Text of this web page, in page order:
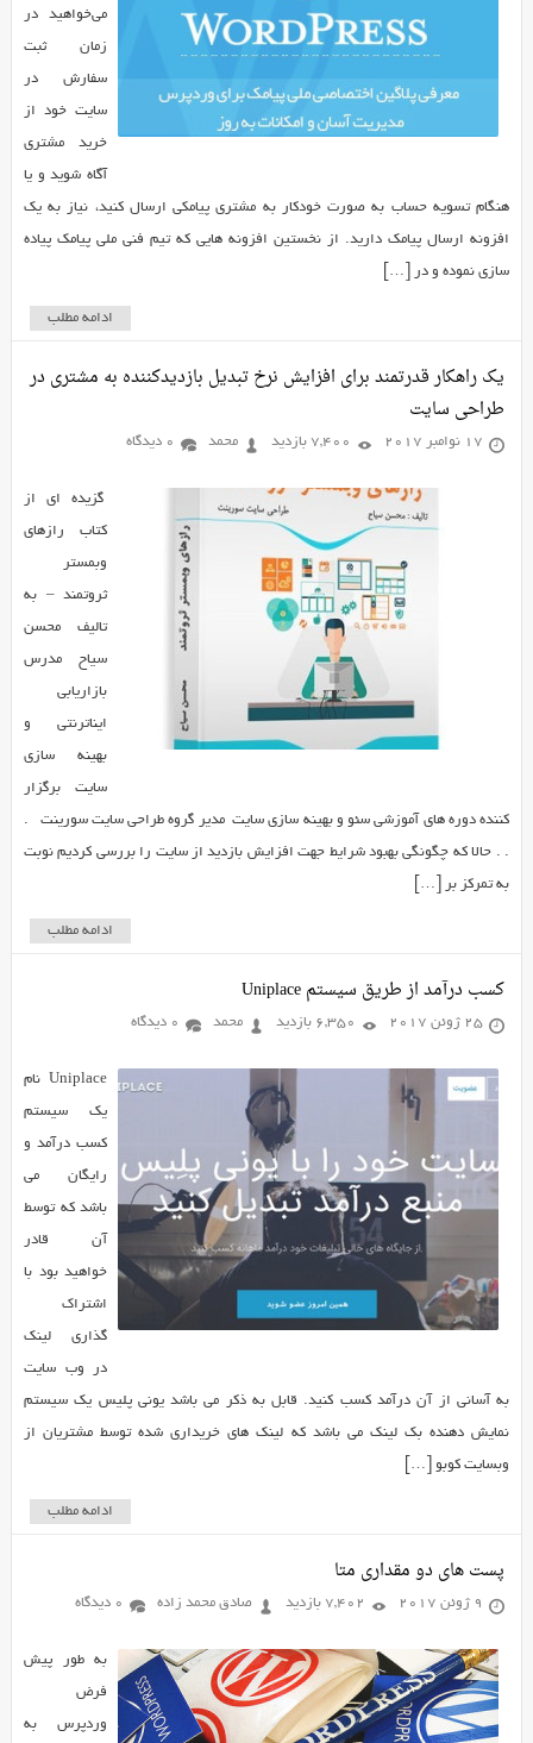
می‌خواهید در
زمان ثبت
سفارش در
سایت خود از
خرید مشتری
آگاه شوید و یا
هنگام تسویه حساب به صورت خودکار به مشتری پیامکی ارسال کنید، نیاز به یک
افزونه ارسال پیامک دارید. از نخستین افزونه هایی که تیم فنی ملی پیامک پیاده
سازی نموده و در […]
ادامه مطلب
یک راهکار قدرتمند برای افزایش نرخ تبدیل بازدیدکننده به مشتری در
طراحی سایت
17 نوامبر 2017 7,400 بازدید محمد 0 دیدگاه
گزیده ای از
کتاب رازهای
وبمستر
ثروتمند – به
تالیف محسن
سیاح مدرس
بازاریابی
ایناترنتی و
بهینه سازی
سایت برگزار
کننده دوره های آموزشی سئو و بهینه سازی سایت مدیر گروه طراحی سایت سورینت .
. . حالا که چگونگی بهبود شرایط جهت افزایش بازدید از سایت را بررسی کردیم نوبت
به تمرکز بر […]
ادامه مطلب
کسب درآمد از طریق سیستم Uniplace
25 ژوئن 2017 6,350 بازدید محمد 0 دیدگاه
Uniplace نام
یک سیستم
کسب درآمد و
رایگان می
باشد که توسط
آن قادر
خواهید بود با
اشتراک
گذاری لینک
در وب سایت
به آسانی از آن درآمد کسب کنید. قابل به ذکر می باشد یونی پلیس یک سیستم
نمایش دهنده بک لینک می باشد که لینک های خریداری شده توسط مشتریان از
وبسایت کوبو […]
ادامه مطلب
پست های دو مقداری متا
9 ژوئن 2017 7,402 بازدید صادق محمد زاده 0 دیدگاه
به طور پیش
فرض
وردپرس به